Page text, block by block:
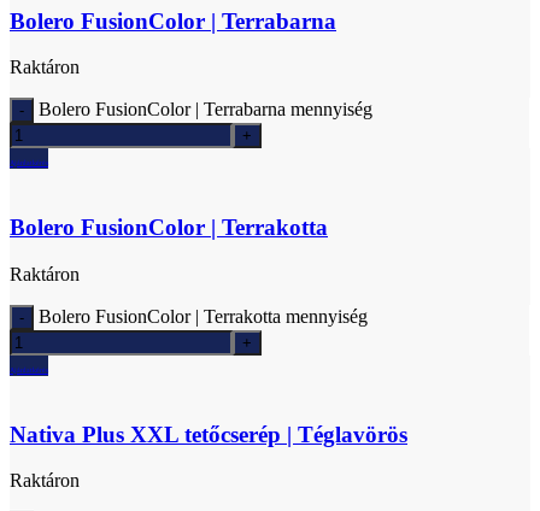
Bolero FusionColor | Terrabarna
Raktáron
Bolero FusionColor | Terrabarna mennyiség
Ajánlatkérés
Bolero FusionColor | Terrakotta
Raktáron
Bolero FusionColor | Terrakotta mennyiség
Ajánlatkérés
Nativa Plus XXL tetőcserép | Téglavörös
Raktáron